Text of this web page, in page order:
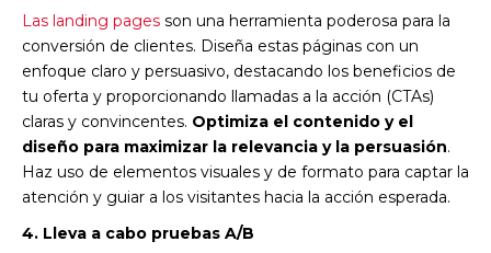
Las landing pages son una herramienta poderosa para la
conversión de clientes. Diseña estas páginas con un
enfoque claro y persuasivo, destacando los beneficios de
tu oferta y proporcionando llamadas a la acción (CTAs)
claras y convincentes. Optimiza el contenido y el
diseño para maximizar la relevancia y la persuasión.
Haz uso de elementos visuales y de formato para captar la
atención y guiar a los visitantes hacia la acción esperada.
4. Lleva a cabo pruebas A/B